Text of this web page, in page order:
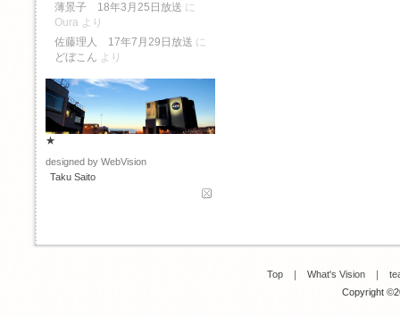
薄景子 18年3月25日放送 に
Oura より
佐藤理人 17年7月29日放送 に
どぼこん より
★
designed by WebVision
Taku Saito
Top ｜ What's Vision ｜
Copyright